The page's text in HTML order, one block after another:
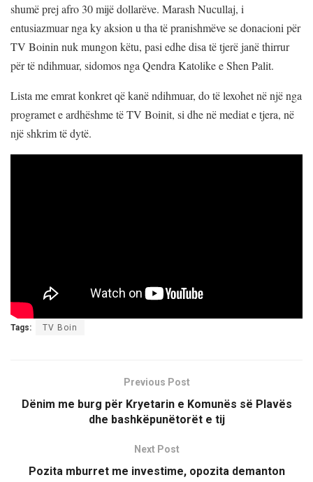
shumë prej afro 30 mijë dollarëve. Marash Nucullaj, i
entusiazmuar nga ky aksion u tha të pranishmëve se donacioni për
TV Boinin nuk mungon këtu, pasi edhe disa të tjerë janë thirrur
për të ndihmuar, sidomos nga Qendra Katolike e Shen Palit.
Lista me emrat konkret që kanë ndihmuar, do të lexohet në një nga
programet e ardhëshme të TV Boinit, si dhe në mediat e tjera, në
një shkrim të dytë.
Tags: TV Boin
Previous Post
Dënim me burg për Kryetarin e Komunës së Plavës
dhe bashkëpunëtorët e tij
Next Post
Pozita mburret me investime, opozita demanton